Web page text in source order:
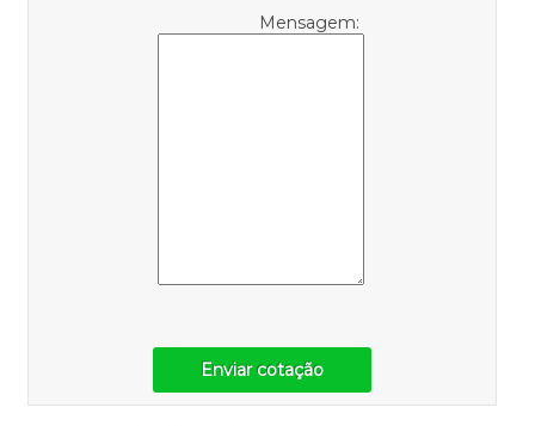
Mensagem:
Enviar cotação